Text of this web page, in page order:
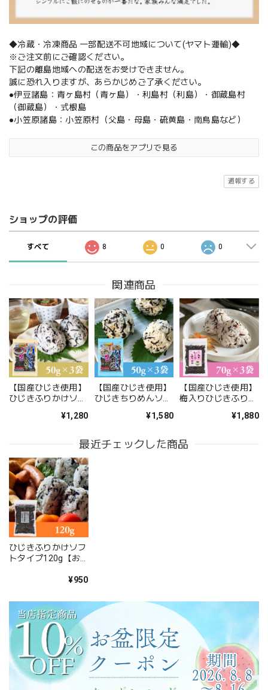
◆冷蔵・冷凍商品 一部配送不可地域について(ヤマト運輸)◆
※ご注文前にご確認ください。
下記の離島地域への配送をお受けできません。
誠に恐れ入りますが、あらかじめご了承ください。
●伊豆諸島：青ヶ島村（青ヶ島）・利島村（利島）・御蔵島村
（御蔵島）・式根島
●小笠原諸島：小笠原村（父島・母島・硫黄島・南鳥島など）
この商品をアプリで見る
通報する
ショップの評価
すべて 8 0 0
関連商品
【国産ひじき使用】
ひじきふりかけソフ
ット【送料無料】
¥1,280
【国産ひじき使用】
ひじきちりめんソフ
ット【送料無料】
¥1,580
【国産ひじき使用】
梅入りひじきふりか
70g×3袋セット【送
函】
¥1,880
最近チェックした商品
ひじきふりかけソフ
トタイプ120g【お
【送料無料】【ポス
¥950